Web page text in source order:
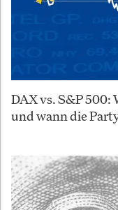
DAX vs. S&P 500:
und wann die